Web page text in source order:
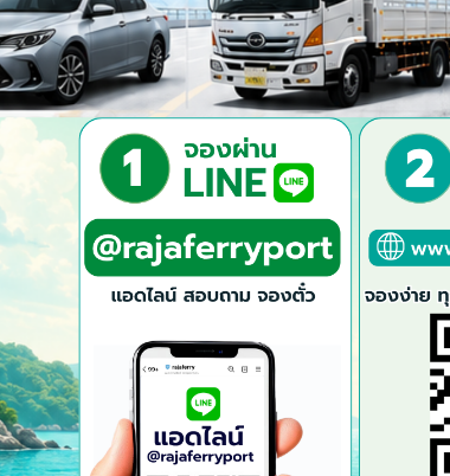
กฐินบุญใหญ่ ผู้บริหารและพนักงาน บมจ.ท่าเรือราชาเฟอร์รี่ ร่ว
ณ วัดนางกำ จ.สุราษฎร์ธานี
เมื่อวันที่ 24 ตุลาคม 2568 บริษัท ท่าเรือราชาเฟอร์รี่ จำกัด (ม
เงิน
และคุณพุทธพงศ์ วิมลพันธุ์ รองกรรมการผู้จัดการ สายงานปฏิบั
เป็นเจ้าภาพทอดกฐินสามัคคเพื่อสบทบทุนร่วมสร้างประตูทางเ